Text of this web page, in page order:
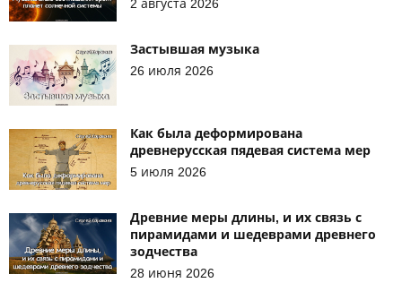
2 августа 2026
Застывшая музыка
26 июля 2026
Как была деформирована
древнерусская пядевая система мер
5 июля 2026
Древние меры длины, и их связь с
пирамидами и шедеврами древнего
зодчества
28 июня 2026